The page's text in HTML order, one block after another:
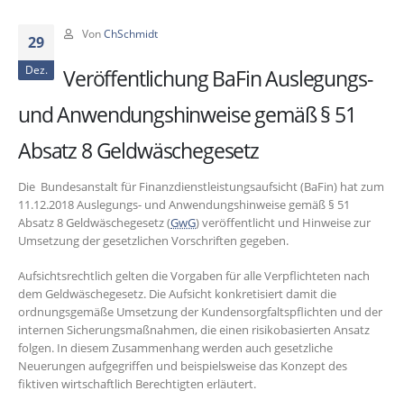
29
Dez.
Von ChSchmidt
Veröffentlichung BaFin Auslegungs-
und Anwendungshinweise gemäß § 51
Absatz 8 Geldwäschegesetz
Die Bundesanstalt für Finanzdienstleistungsaufsicht (BaFin) hat zum
11.12.2018 Auslegungs- und Anwendungshinweise gemäß § 51
Absatz 8 Geldwäschegesetz (GwG) veröffentlicht und Hinweise zur
Umsetzung der gesetzlichen Vorschriften gegeben.
Aufsichtsrechtlich gelten die Vorgaben für alle Verpflichteten nach
dem Geldwäschegesetz. Die Aufsicht konkretisiert damit die
ordnungsgemäße Umsetzung der Kundensorgfaltspflichten und der
internen Sicherungsmaßnahmen, die einen risikobasierten Ansatz
folgen. In diesem Zusammenhang werden auch gesetzliche
Neuerungen aufgegriffen und beispielsweise das Konzept des
fiktiven wirtschaftlich Berechtigten erläutert.